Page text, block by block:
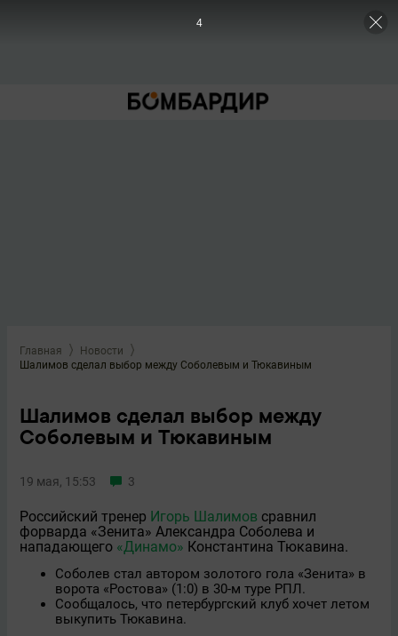
Главная
Новости
Шалимов сделал выбор между Соболевым и Тюкавиным
Шалимов сделал выбор между
Соболевым и Тюкавиным
19 мая, 15:53 3
Российский тренер Игорь Шалимов сравнил
форварда «Зенита» Александра Соболева и
нападающего «Динамо» Константина Тюкавина.
Соболев стал автором золотого гола «Зенита» в
ворота «Ростова» (1:0) в 30-м туре РПЛ.
Сообщалось, что петербургский клуб хочет летом
выкупить Тюкавина.
3